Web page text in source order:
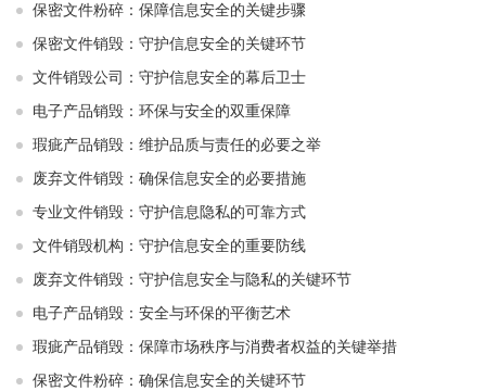
保密文件粉碎：保障信息安全的关键步骤
保密文件销毁：守护信息安全的关键环节
文件销毁公司：守护信息安全的幕后卫士
电子产品销毁：环保与安全的双重保障
瑕疵产品销毁：维护品质与责任的必要之举
废弃文件销毁：确保信息安全的必要措施
专业文件销毁：守护信息隐私的可靠方式
文件销毁机构：守护信息安全的重要防线
废弃文件销毁：守护信息安全与隐私的关键环节
电子产品销毁：安全与环保的平衡艺术
瑕疵产品销毁：保障市场秩序与消费者权益的关键举措
保密文件粉碎：确保信息安全的关键环节